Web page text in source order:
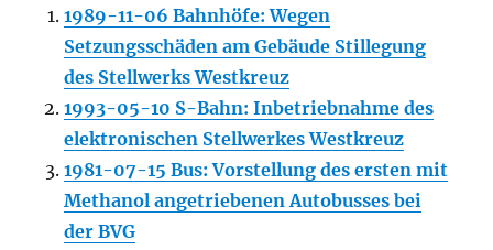
1989-11-06 Bahnhöfe: Wegen
Setzungsschäden am Gebäude Stillegung
des Stellwerks Westkreuz
1993-05-10 S-Bahn: Inbetriebnahme des
elektronischen Stellwerkes Westkreuz
1981-07-15 Bus: Vorstellung des ersten mit
Methanol angetriebenen Autobusses bei
der BVG